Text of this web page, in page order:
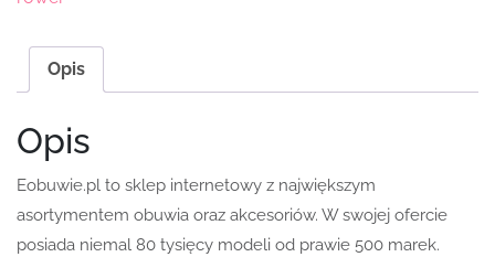
Opis
Opis
Eobuwie.pl to sklep internetowy z największym
asortymentem obuwia oraz akcesoriów. W swojej ofercie
posiada niemal 80 tysięcy modeli od prawie 500 marek.